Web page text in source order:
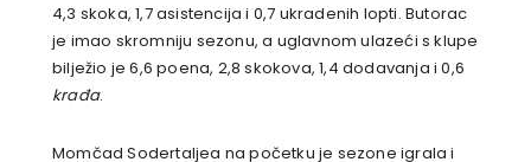
4,3 skoka, 1,7 asistencija i 0,7 ukradenih lopti. Butorac
je imao skromniju sezonu, a uglavnom ulazeći s klupe
bilježio je 6,6 poena, 2,8 skokova, 1,4 dodavanja i 0,6
krađa.
Momčad Sodertaljea na početku je sezone igrala i